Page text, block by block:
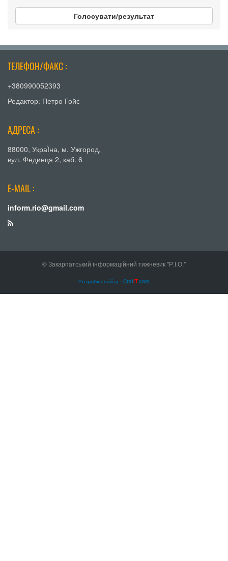
Голосувати/результат
ТЕЛЕФОН/ФАКС :
+380990052393
Редактор: Петро Гойс
АДРЕСА :
88000, УкраЇна, м. Ужгород,
вул. Фединця 2, каб. 6
E-MAIL :
inform.rio@gmail.com
© Закарпатський інформаційний тижневик "Р.І.О."
Розробка сайту - CrafIT.com